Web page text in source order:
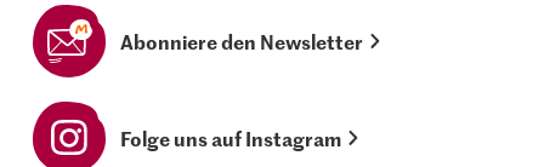
Abonniere den Newsletter
Folge uns auf Instagram